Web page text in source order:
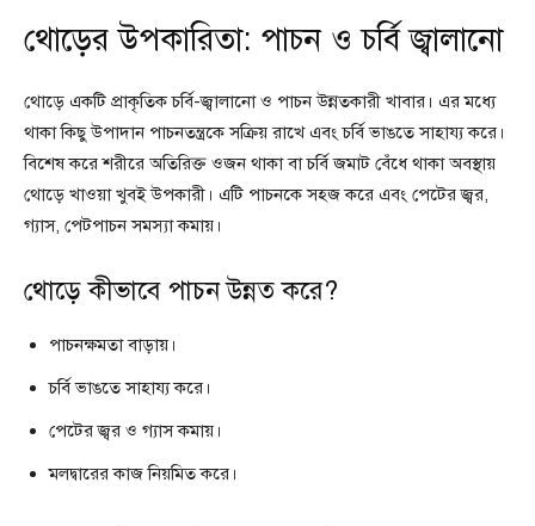
থোড়ের উপকারিতা: পাচন ও চর্বি জ্বালানো
থোড়ে একটি প্রাকৃতিক চর্বি-জ্বালানো ও পাচন উন্নতকারী খাবার। এর মধ্যে
থাকা কিছু উপাদান পাচনতন্ত্রকে সক্রিয় রাখে এবং চর্বি ভাঙতে সাহায্য করে।
বিশেষ করে শরীরে অতিরিক্ত ওজন থাকা বা চর্বি জমাট বেঁধে থাকা অবস্থায়
থোড়ে খাওয়া খুবই উপকারী। এটি পাচনকে সহজ করে এবং পেটের জ্বর,
গ্যাস, পেটপাচন সমস্যা কমায়।
থোড়ে কীভাবে পাচন উন্নত করে?
পাচনক্ষমতা বাড়ায়।
চর্বি ভাঙতে সাহায্য করে।
পেটের জ্বর ও গ্যাস কমায়।
মলদ্বারের কাজ নিয়মিত করে।